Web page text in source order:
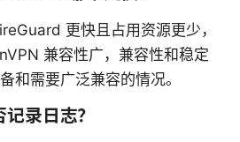
更快且占用资源更少，
兼容性广，兼容性和稳定
和需要广泛兼容的情况。
录日志？